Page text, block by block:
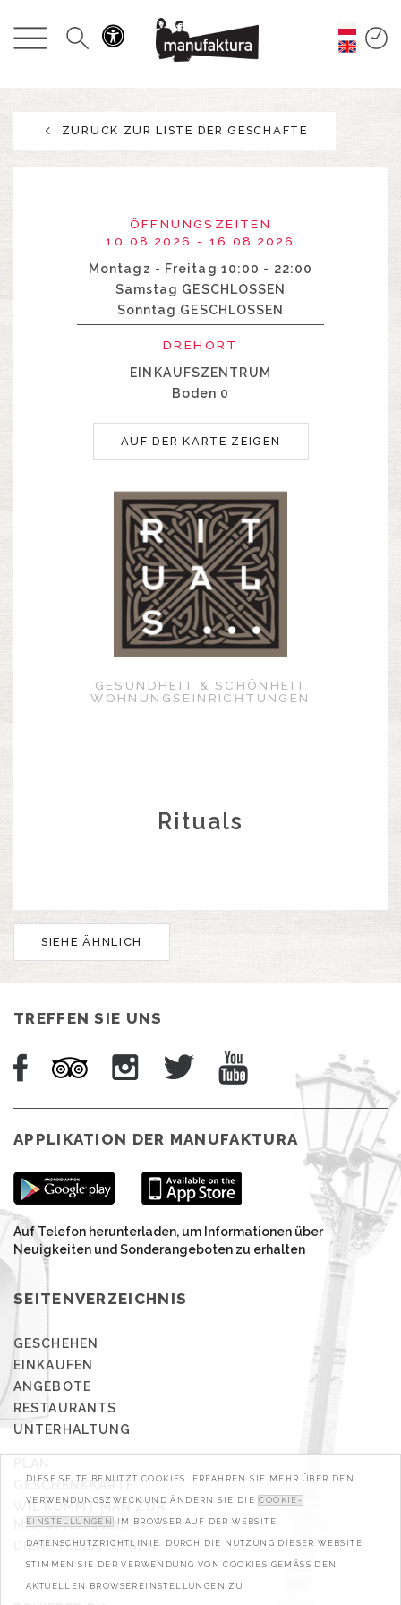
GESCHEHEN
ANGEBOTE
RESTAURANTS
ZURÜCK ZUR LISTE DER GESCHÄFTE
ÖFFNUNGSZEITEN
10.08.2026 - 16.08.2026
Montagz - Freitag 10:00 - 22:00
Samstag GESCHLOSSEN
Sonntag GESCHLOSSEN
DREHORT
EINKAUFSZENTRUM
Boden 0
AUF DER KARTE ZEIGEN
GESUNDHEIT & SCHÖNHEIT
WOHNUNGSEINRICHTUNGEN
Rituals
SIEHE ÄHNLICH
TREFFEN SIE UNS
APPLIKATION DER MANUFAKTURA
Auf Telefon herunterladen, um Informationen über
Neuigkeiten und Sonderangeboten zu erhalten
SEITENVERZEICHNIS
GESCHEHEN
EINKAUFEN
ANGEBOTE
RESTAURANTS
UNTERHALTUNG
GESCHENKKARTE
WIE KOMMT MAN ZUR
MANUFAKTURA?
DIENSTLEISTUNGEN
DIESE SEITE BENUTZT COOKIES. ERFAHREN SIE MEHR ÜBER DEN
VERWENDUNGSZWECK UND ÄNDERN SIE DIE COOKIE-
EINSTELLUNGEN IM BROWSER AUF DER WEBSITE
DATENSCHUTZRICHTLINIE. DURCH DIE NUTZUNG DIESER WEBSITE
STIMMEN SIE DER VERWENDUNG VON COOKIES GEMÄSS DEN A
KTUELLEN BROWSEREINSTELLUNGEN ZU.